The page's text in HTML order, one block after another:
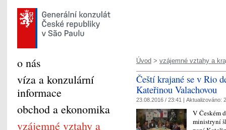
Úvod > vzájemné vztahy a
Čeští krajané se v Rio
Kateřinou Valachovou
23.08.2016 / 23:41 | Aktualizováno:
V Českém
ministryní
o nás
víza a konzulární
informace
obchod a ekonomika
vzájemné vztahy a